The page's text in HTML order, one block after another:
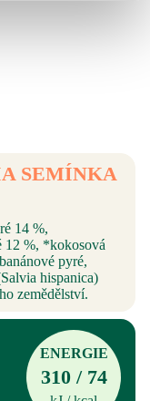
SEMÍNKA
14 %,
12 %, *kokosová
pyré,
hispanica)
zemědělství.
ENERGIE
310 / 74